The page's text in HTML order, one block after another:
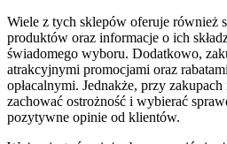
Wiele z tych sklepów oferuje również
produktów oraz informacje o ich
świadomego wyboru. Dodatkowo,
atrakcyjnymi promocjami oraz
opłacalnymi. Jednakże, przy
zachować ostrożność i wybierać
pozytywne opinie od klientów.